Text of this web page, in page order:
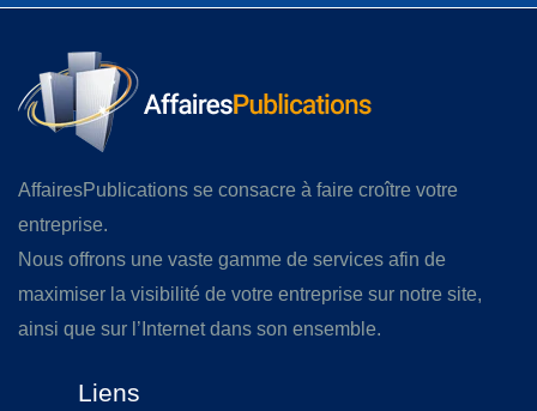
AffairesPublications se consacre à faire croître votre
entreprise.
Nous offrons une vaste gamme de services afin de
maximiser la visibilité de votre entreprise sur notre site,
ainsi que sur l’Internet dans son ensemble.
Liens